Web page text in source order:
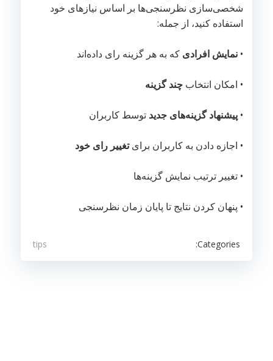
شخصی‌سازی نظرسنجی‌ها بر اساس نیازهای خود
استفاده کنید، از جمله:
• نمایش افرادی که به هر گزینه رای داده‌اند
• امکان انتخاب چند گزینه
• پیشنهاد گزینه‌های جدید توسط کاربران
• اجازه دادن به کاربران برایتغییر رای خود
• تغییر ترتیب نمایش گزینه‌ها
• پنهان کردن نتایج تا پایان زمان نظرسنجی
Categories:
tips